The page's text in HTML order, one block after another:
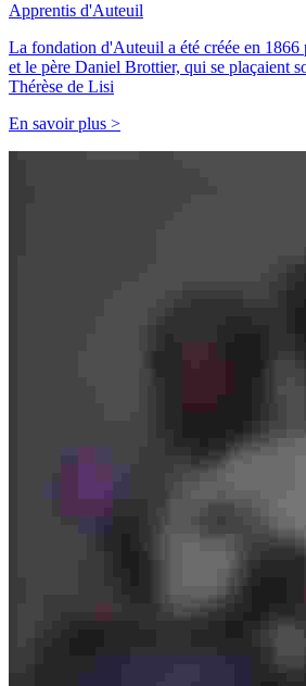
Apprentis d'Auteuil
La fondation d'Auteuil a été créée en 1866
et le père Daniel Brottier, qui se plaçaient
Thérèse de Lisi
En savoir plus >